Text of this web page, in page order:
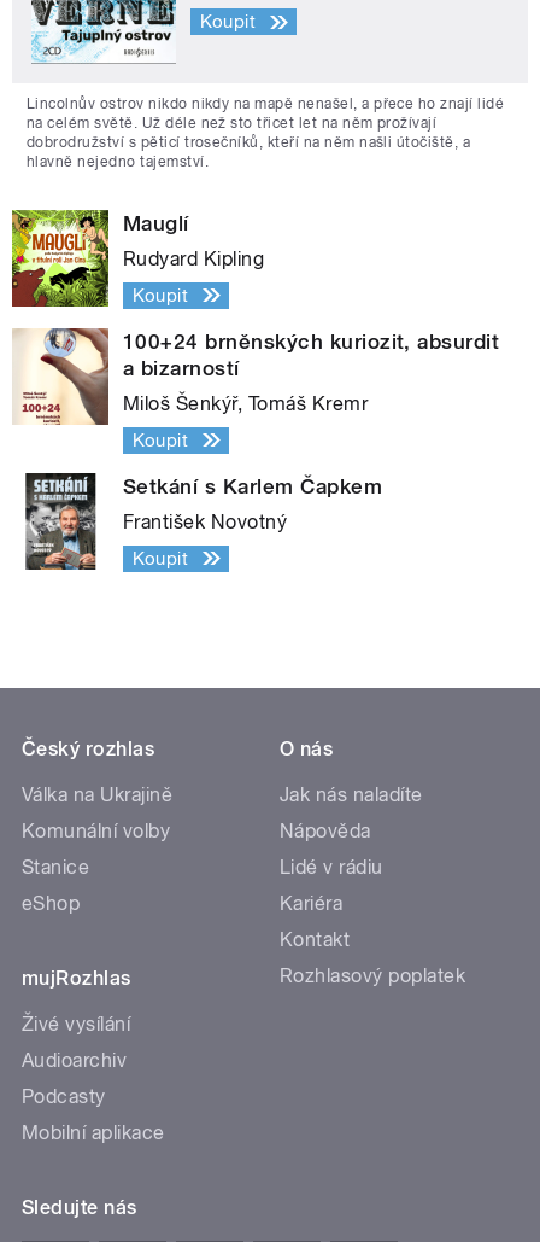
Koupit
Lincolnův ostrov nikdo nikdy na mapě nenašel, a přece ho znají lidé
na celém světě. Už déle než sto třicet let na něm prožívají
dobrodružství s pěticí trosečníků, kteří na něm našli útočiště, a
hlavně nejedno tajemství.
Mauglí
Rudyard Kipling
Koupit
100+24 brněnských kuriozit, absurdit
a bizarností
Miloš Šenkýř, Tomáš Kremr
Koupit
Setkání s Karlem Čapkem
František Novotný
Koupit
Český rozhlas
Válka na Ukrajině
Komunální volby
Stanice
eShop
mujRozhlas
Živé vysílání
Audioarchiv
Podcasty
Mobilní aplikace
O nás
Jak nás naladíte
Nápověda
Lidé v rádiu
Kariéra
Kontakt
Rozhlasový poplatek
Sledujte nás